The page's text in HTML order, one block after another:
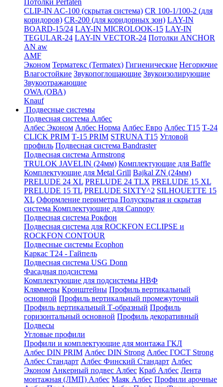
Потолки Perfaten
CLIP-IN AC-100 (скрытая система) CR 100-1/100-2 (для
коридоров) CR-200 (для коридорных зон) LAY-IN
BOARD-15/24 LAY-IN MICROLOOK-15 LAY-IN
TEGULAR-24 LAY-IN VECTOR-24 Потолки ANCHOR
AN aw
AMF
Эконом Терматекс (Termatex) Гигиенические Негорючие
Влагостойкие Звукопоглощающие Звукоизолирующие
Звукоотражающие
OWA (ОВА)
Knauf
Подвесные системы
Подвесная система Албес
Албес Эконом Албес Норма Албес Евро Албес T15 Т-24
CLICK PRIM Т-15 PRIM STRUNA Т15 Угловой
профиль Подвесная система Bandraster
Подвесная система Armstrong
TRULOK JAVELIN (24мм) Комплектующие для Baffle
Комплектующие для Metal Grill Bajkal ZN (24мм)
PRELUDE 24 XL PRELUDE 24 TLX PRELUDE 15 XL
PRELUDE 15 TL PRELUDE SIXTY^2 SILHOUETTE 15
XL Оформление периметра Полускрытая и скрытая
система Комплектующие для Cannopy
Подвесная система Рокфон
Подвесная система для ROCKFON ECLIPSE и
ROCKFON CONTOUR
Подвесные системы Ecophon
Каркас Т24 - Гайпель
Подвесная система USG Donn
Фасадная подсистема
Комплектующие для подсистемы НВФ
Кляммеры Кронштейны Профиль вертикальный
основной Профиль вертикальный промежуточный
Профиль вертикальный Т-образный Профиль
горизонтальный основной Профиль декоративный
Подвесы
Угловые профили
Профили и комплектующие для монтажа ГКЛ
Албес DIN PRIM Албес DIN Strong Албес ГОСТ Strong
Албес Стандарт Албес Финский Стандарт Албес
Эконом Анкерный подвес Албес Краб Албес Лента
монтажная (ЛМП) Албес Маяк Албес Профили арочные